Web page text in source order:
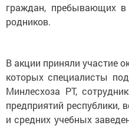
граждан, пребывающих в
родников.
В акции приняли участие
которых специалисты
Минлесхоза РТ,
предприятий
и средних учебных